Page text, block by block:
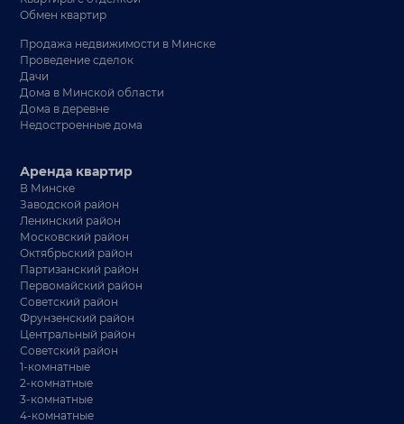
Обмен квартир
Продажа недвижимости в Минске
Проведение сделок
Дачи
Дома в Минской области
Дома в деревне
Недостроенные дома
Аренда квартир
В Минске
Заводской район
Ленинский район
Московский район
Октябрьский район
Партизанский район
Первомайский район
Советский район
Фрунзенский район
Центральный район
Советский район
1-комнатные
2-комнатные
3-комнатные
4-комнатные